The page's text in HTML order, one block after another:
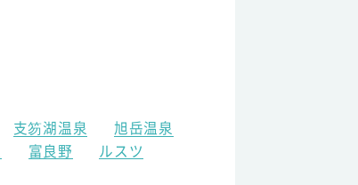
支笏湖温泉
旭岳温泉
富良野
ルスツ